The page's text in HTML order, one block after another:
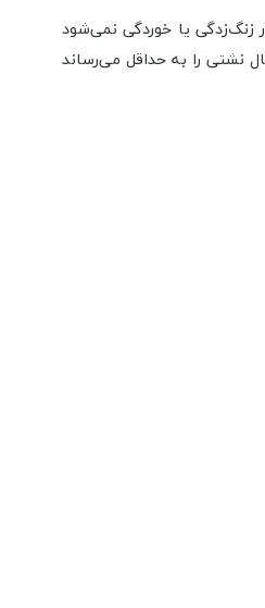
زنگ‌زدگی یا خوردگی نمی‌شود
نشتی را به حداقل می‌رساند